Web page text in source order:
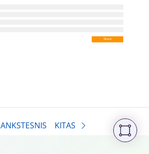
ANKSTESNIS KITAS